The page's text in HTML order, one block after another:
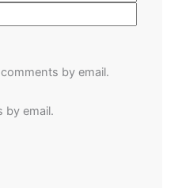
by email.
by email.